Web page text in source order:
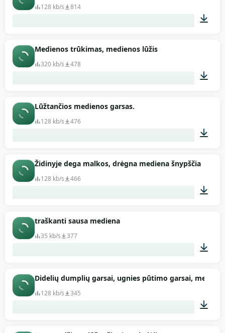
128 kb/s 814
Medienos trūkimas, medienos lūžis
320 kb/s 478
Lūžtančios medienos garsas.
128 kb/s 476
00:07
Židinyje dega malkos, drėgna mediena šnypščia
128 kb/s 466
traškanti sausa mediena
35 kb/s 377
00:01
Didelių dumplių garsai, ugnies pūtimo garsai,
128 kb/s 345